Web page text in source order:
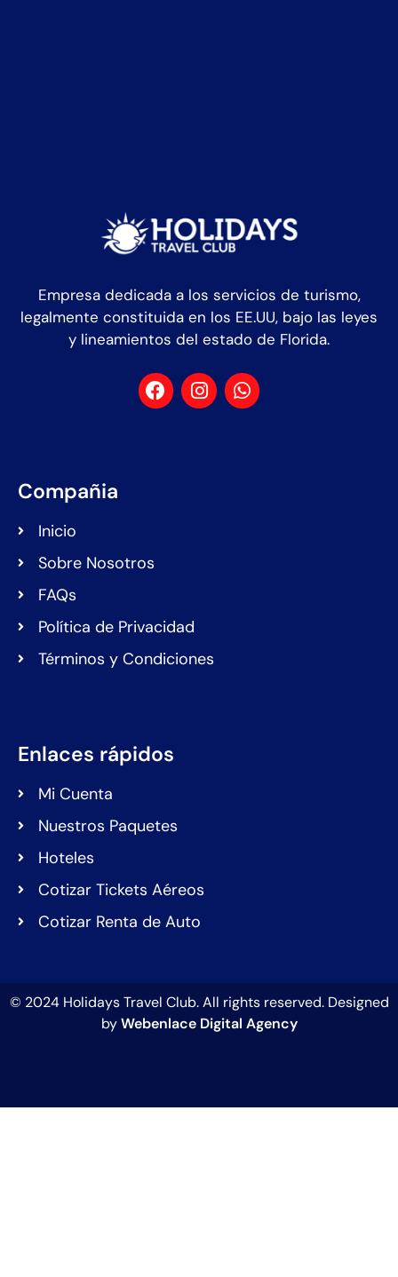
Empresa dedicada a los servicios de turismo,
legalmente constituida en los EE.UU, bajo las leyes
y lineamientos del estado de Florida.
Compañia
Inicio
Sobre Nosotros
FAQs
Política de Privacidad
Términos y Condiciones
Enlaces rápidos
Mi Cuenta
Nuestros Paquetes
Hoteles
Cotizar Tickets Aéreos
Cotizar Renta de Auto
© 2024 Holidays Travel Club. All rights reserved. Designed
byWebenlace Digital Agency